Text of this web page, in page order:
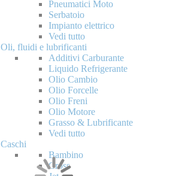
Pneumatici Moto
Serbatoio
Impianto elettrico
Vedi tutto
Oli, fluidi e lubrificanti
Additivi Carburante
Liquido Refrigerante
Olio Cambio
Olio Forcelle
Olio Freni
Olio Motore
Grasso & Lubrificante
Vedi tutto
Caschi
Bambino
Cross